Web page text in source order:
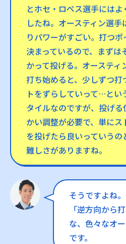
とホセ・ロペス選手にはよ
したね。オースティン選手
りパワーがすごい。打つポ
決まっているので、まずは
かって投げる。オースティ
打ち始めると、少しずつ打
トをずらしていって…とい
タイルなのですが、投げる
かい調整が必要で、単にス
を投げたら良いっていうの
難しさがありますね。
そうですよね
「逆方向から
な、色々なオ
です。